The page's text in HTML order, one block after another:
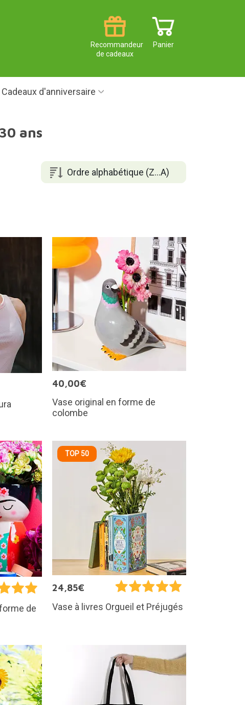
Panier
Recommandeur
de cadeaux
Cadeaux d'anniversaire
ans
Ordre alphabétique (Z...A)
40,00€
Vase original en forme de
colombe
de
TOP 50
24,85€
Vase à livres Orgueil et Préjugés